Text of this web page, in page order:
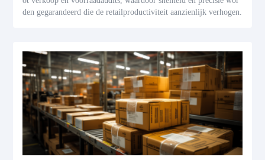
den gegarandeerd die de retailproductiviteit aanzienlijk verhogen.